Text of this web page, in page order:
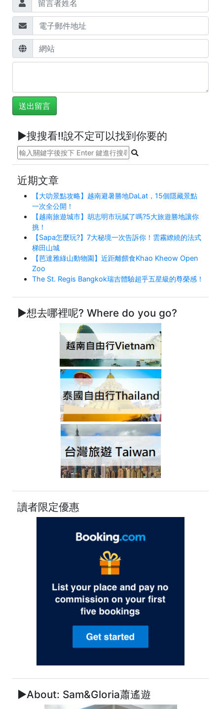
►搜搜看!!說不定可以找到你要的
近期文章
【大叻景點攻略】越南避暑勝地DaLat，15個隱藏景點
一次全公開！
【越南旅遊城市】胡志明市玩膩了嗎?5大旅遊勝地讓你
挑！
【Sapa怎麼玩?】7大秘境一次告訴你！雲霧繚繞的法式
梯田山城
【芭達雅綠山動物園】近距離餵食Khao Kheow Open
Zoo
The St. Regis Bangkok瑞吉體驗超乎五星級的尊榮感！
►想去哪裡呢? Where do you go?
讀者限定優惠
►About: Sam&Gloria蕭遙遊